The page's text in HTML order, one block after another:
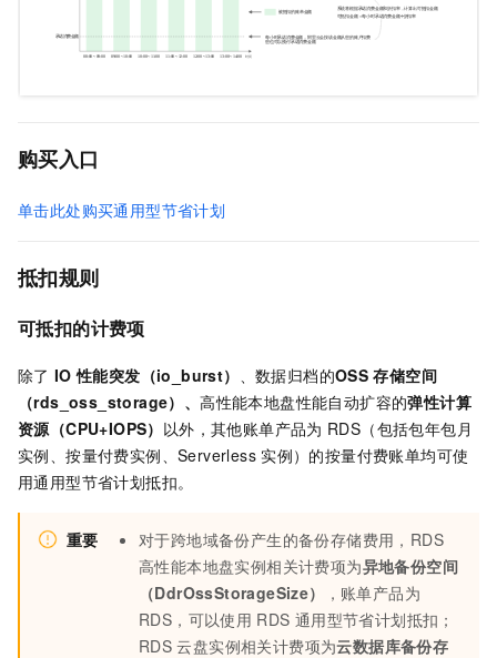
购买入口
单击此处购买通用型节省计划
抵扣规则
可抵扣的计费项
除了 IO 性能突发（io_burst） 、数据归档的OSS 存储空间
（rds_oss_storage）、高性能本地盘性能自动扩容的弹性计算
资源（CPU+IOPS） 以外，其他账单产品为 RDS（包括包年包月
实例、按量付费实例、Serverless 实例）的按量付费账单均可使
用通用型节省计划抵扣。
重要
对于跨地域备份产生的备份存储费用，RDS
高性能本地盘实例相关计费项为异地备份空间
（DdrOssStorageSize）
，账单产品为
RDS，可以使用 RDS 通用型节省计划抵扣；
RDS 云盘实例相关计费项为云数据库备份存